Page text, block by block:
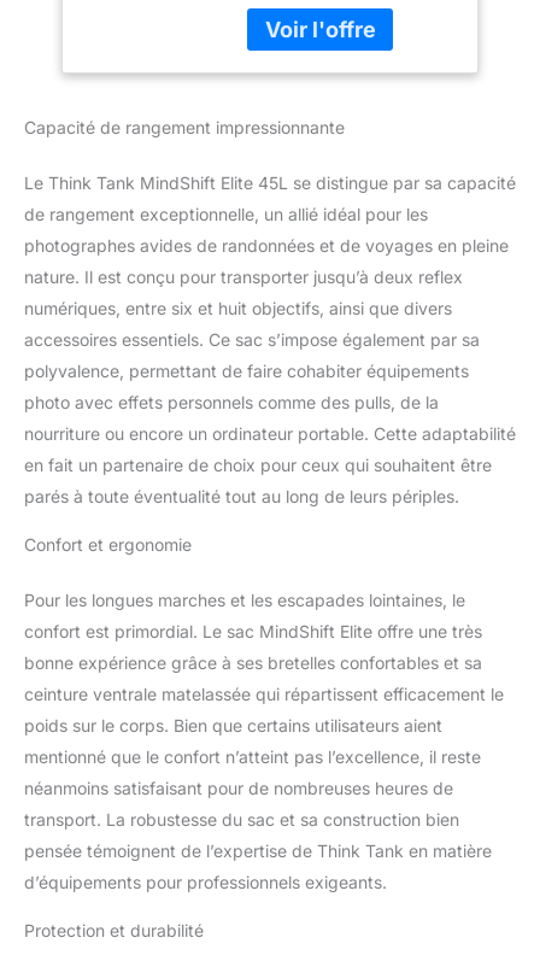
f/1.4 ART, 50 f/1.4, Filter
Nest Mini, 24–70 mm
GoPro Hero 5, DJI Mavic
Filter Nest Mini, A7R II
attaché à 16–35 mm f/4,
70–200 mm f/2.8 GM, 90
Construction résistante
aux tempêtes avec
fermetures éclair YKK
AquaGuard et toile de
indéchirable Coupe
supérieure : rembourrage
lombaire robuste,
ceinture ventrale qui
en mousse pour une
Accès au panneau arrière
et supérieur à l'ensemble
de votre équipement
photo, vous permettant
de travailler hors de votre
sac sans salir ou mouiller
votre harnais Dimensions
extérieures (mode
voyage): 33 x 59,7 x
20,3 cm (l x H x P).
Compartiment pour
Capacité de rangement impressionnante
Le Think Tank MindShift Elite 45L se distingue par sa capacité
de rangement exceptionnelle, un allié idéal pour les
photographes avides de randonnées et de voyages en pleine
nature. Il est conçu pour transporter jusqu’à deux reflex
numériques, entre six et huit objectifs, ainsi que divers
accessoires essentiels. Ce sac s’impose également par sa
polyvalence, permettant de faire cohabiter équipements
photo avec effets personnels comme des pulls, de la
nourriture ou encore un ordinateur portable. Cette adaptabilité
en fait un partenaire de choix pour ceux qui souhaitent être
parés à toute éventualité tout au long de leurs périples.
Confort et ergonomie
Pour les longues marches et les escapades lointaines, le
confort est primordial. Le sac MindShift Elite offre une très
bonne expérience grâce à ses bretelles confortables et sa
ceinture ventrale matelassée qui répartissent efficacement le
poids sur le corps. Bien que certains utilisateurs aient
mentionné que le confort n’atteint pas l’excellence, il reste
néanmoins satisfaisant pour de nombreuses heures de
transport. La robustesse du sac et sa construction bien
pensée témoignent de l’expertise de Think Tank en matière
d’équipements pour professionnels exigeants.
Protection et durabilité